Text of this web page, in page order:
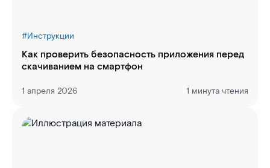
#Инструкции
Как проверить безопасность приложения перед
скачиванием на смартфон
1 апреля 2026 1 минута чтения